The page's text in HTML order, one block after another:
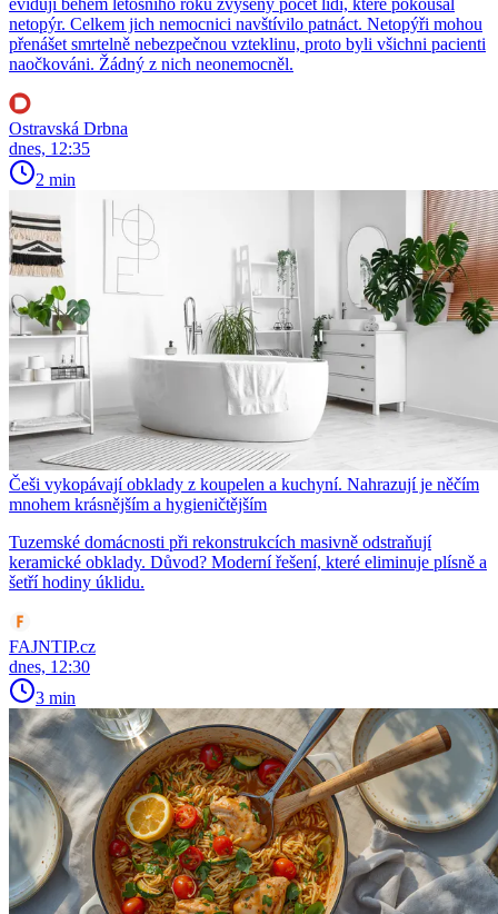
netopýr. Celkem jich nemocnici navštívilo patnáct. Netopýři mohou
přenášet smrtelně nebezpečnou vzteklinu, proto byli všichni pacienti
naočkováni. Žádný z nich neonemocněl.
Ostravská Drbna
dnes, 12:35
2 min
Češi vykopávají obklady z koupelen a kuchyní. Nahrazují je něčím
mnohem krásnějším a hygieničtějším
Tuzemské domácnosti při rekonstrukcích masivně odstraňují
keramické obklady. Důvod? Moderní řešení, které eliminuje plísně a
šetří hodiny úklidu.
FAJNTIP.cz
dnes, 12:30
3 min